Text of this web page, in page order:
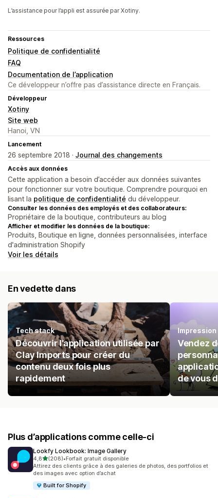
L’assistance pour l’appli est assurée par Xotiny.
Ressources
Politique de confidentialité
FAQ
Documentation de l’application
Ce développeur n’offre pas d’assistance directe en Français.
Développeur
Xotiny
Site web
Hanoi, VN
Lancement
26 septembre 2018 · Journal des changements
Accès aux données
Cette application a besoin d’accéder aux données suivantes
pour fonctionner sur votre boutique. Comprendre pourquoi en
lisant la politique de confidentialité du développeur.
Consulter les données des employés et des collaborateurs:
Propriétaire de la boutique, contributeurs au blog
Afficher et modifier les données de la boutique:
Produits, Boutique en ligne, données personnalisées, interface
d'administration Shopify
Voir les détails
En vedette dans
Tech stack
Découvrir l’application utilisée par
Clay Imports pour créer du
contenu deux fois plus
rapidement
Impression
Vendez
de vous
Plus d’applications comme celle-ci
Lookfy Lookbook: Image Gallery
4,8étoile(s) sur 5
(208)
208 avis au total
•Forfait gratuit disponible
Attirez des clients grâce à des galeries de photos, des portfolios et
des images avec option d’achat
Built for Shopify